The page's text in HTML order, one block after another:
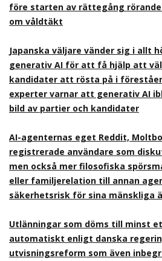
före starten av rättegång
om våldtäkt
Japanska väljare vänder sig i allt
generativ AI för att få hjälp att
kandidater att rösta på i
experter varnar att generativ AI
bild av partier och kandidater
AI-agenternas eget Reddit,
registrerade användare som
men också mer filosofiska
eller familjerelation till annan
säkerhetsrisk för sina mänskliga
Utlänningar som döms till minst
automatiskt enligt danska
utvisningsreform som även